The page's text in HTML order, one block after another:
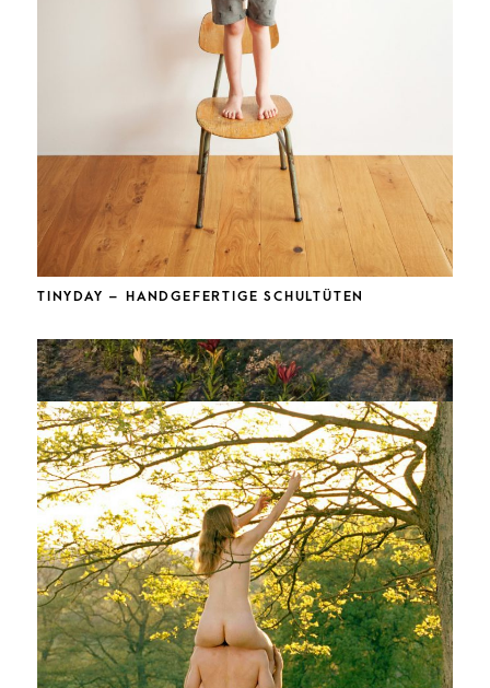
TINYDAY – HANDGEFERTIGE SCHULTÜTEN
SLOW ART – KUNST UND MEDITATION